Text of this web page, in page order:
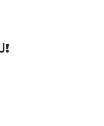
للفوز: هدايا مميزة في انتظاركم!